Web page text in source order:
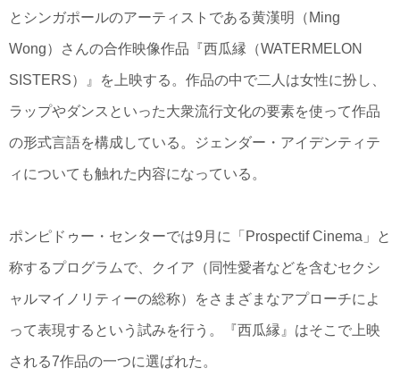
とシンガポールのアーティストである黄漢明（Ming
Wong）さんの合作映像作品『西瓜縁（WATERMELON
SISTERS）』を上映する。作品の中で二人は女性に扮し、
ラップやダンスといった大衆流行文化の要素を使って作品
の形式言語を構成している。ジェンダー・アイデンティテ
ィについても触れた内容になっている。
ポンピドゥー・センターでは9月に「Prospectif Cinema」と
称するプログラムで、クイア（同性愛者などを含むセクシ
ャルマイノリティーの総称）をさまざまなアプローチによ
って表現するという試みを行う。『西瓜縁』はそこで上映
される7作品の一つに選ばれた。